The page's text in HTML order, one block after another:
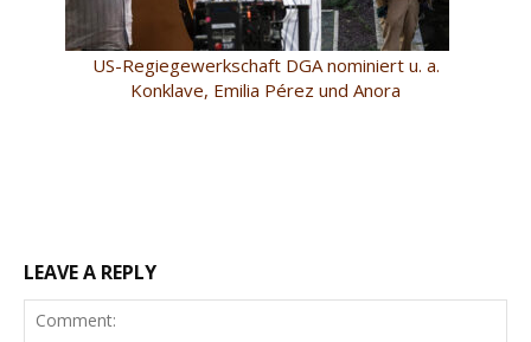
US-Regiegewerkschaft DGA nominiert u. a.
Konklave, Emilia Pérez und Anora
LEAVE A REPLY